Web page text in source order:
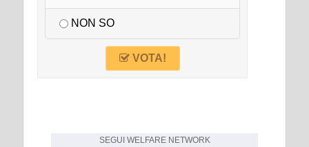
NON SO
VOTA!
SEGUI WELFARE NETWORK